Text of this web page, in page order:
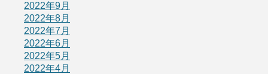
2022年9月
2022年8月
2022年7月
2022年6月
2022年5月
2022年4月